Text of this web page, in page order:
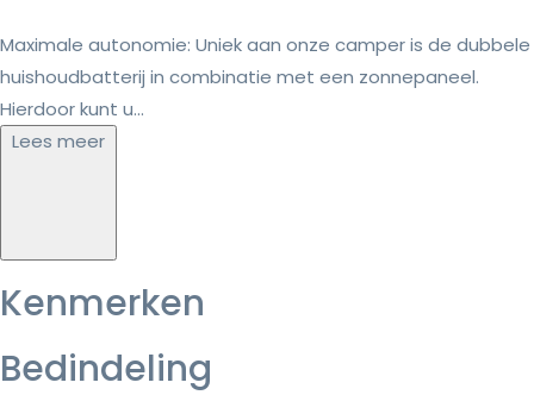
Maximale autonomie: Uniek aan onze camper is de dubbele
huishoudbatterij in combinatie met een zonnepaneel.
Hierdoor kunt u...
Lees meer
Kenmerken
Bedindeling